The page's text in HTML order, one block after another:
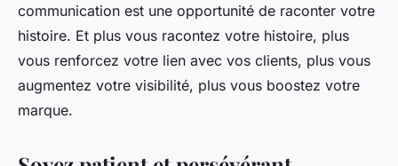
communication est une opportunité de raconter votre
histoire. Et plus vous racontez votre histoire, plus
vous renforcez votre lien avec vos clients, plus vous
augmentez votre visibilité, plus vous boostez votre
marque.